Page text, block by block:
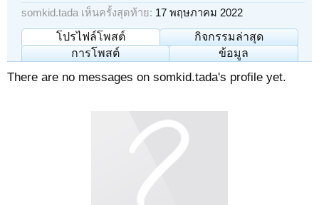
somkid.tada เห็นครั้งสุดท้าย: 17 พฤษภาคม 2022
โปรไฟล์โพสต์
กิจกรรมล่าสุด
การโพสต์
ข้อมูล
There are no messages on somkid.tada's profile yet.